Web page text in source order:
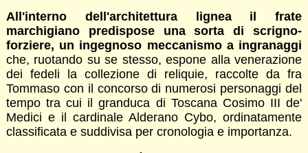
All'interno dell'architettura lignea il frate
marchigiano predispose una sorta di scrigno-
forziere, un ingegnoso meccanismo a ingranaggi
che, ruotando su se stesso, espone alla venerazione
dei fedeli la collezione di reliquie, raccolte da fra
Tommaso con il concorso di numerosi personaggi del
tempo tra cui il granduca di Toscana Cosimo III de'
Medici e il cardinale Alderano Cybo, ordinatamente
classificata e suddivisa per cronologia e importanza.